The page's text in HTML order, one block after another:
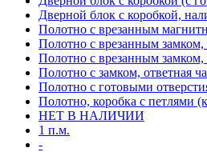
Дверной блок с коробкой,
Полотно с врезанным
Полотно с врезанным
Полотно с врезанным замком,
Полотно с замком, ответная
Полотно с готовыми
Полотно, коробка с петлями
НЕТ В НАЛИЧИИ
1 п.м.
-